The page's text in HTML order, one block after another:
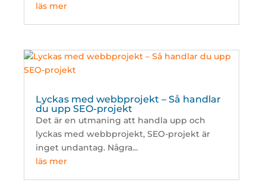
läs mer
Lyckas med webbprojekt – Så handlar
du upp SEO-projekt
Det är en utmaning att handla upp och
lyckas med webbprojekt, SEO-projekt är
inget undantag. Några...
läs mer